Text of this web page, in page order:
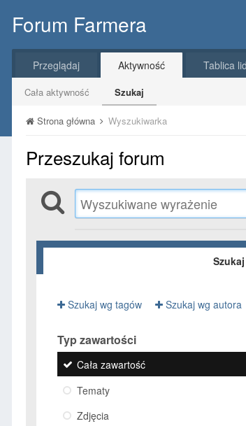
Forum Farmera
Przeglądaj Aktywność
Cała aktywność Szukaj
Tablica
Strona główna Wyszukiwarka
Przeszukaj forum
Szukaj wg tagów Szukaj wg autora
Typ zawartości
Cała zawartość
Tematy
Zdjęcia